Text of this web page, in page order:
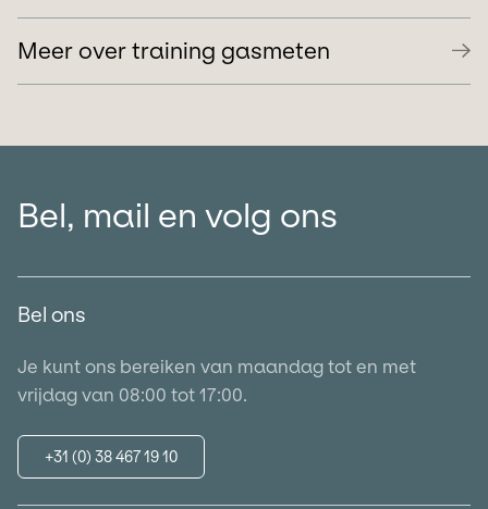
Meer over training gasmeten
Bel, mail en volg ons
Bel ons
Je kunt ons bereiken van maandag tot en met
vrijdag van 08:00 tot 17:00.
+31 (0) 38 467 19 10